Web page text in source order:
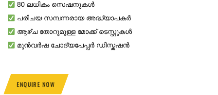
80 ലധികം സെഷനുകൾ
പരിചയ സമ്പന്നരായ അദ്ധ്യാപകർ
ആഴ്ച തോറുമുള്ള മോക്ക് ടെസ്റ്റുകൾ
മുൻവർഷ ചോദ്യപേപ്പർ ഡിസ്കഷൻ
ENQUIRE NOW